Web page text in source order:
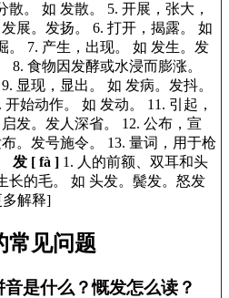
散。 如 发散。 5. 开展，张大，
发展。发扬。 6. 打开，揭露。 如
。
7. 产生，出现。 如 发生。发
8. 食物因发酵或水浸而膨涨。
9. 显现，显出。 如 发病。发抖。
开始动作。 如 发动。 11. 引起，
启发。发人深省。 12. 公布，宣
。发号施令。 13. 量词，用于枪
发 [ fà ] 1. 人的前额、双耳和头
长的毛。 如 头发。鬓发。怒发
多解释]
常见问题
是什么？慨发怎么读？